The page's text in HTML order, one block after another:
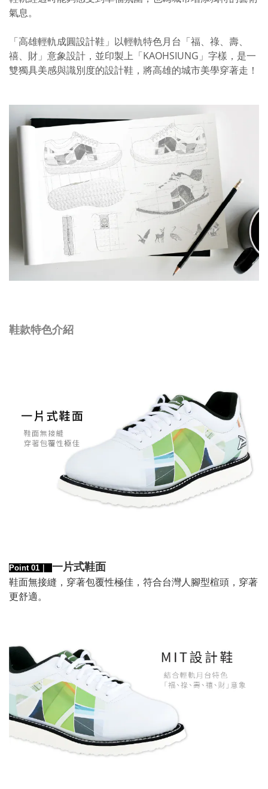
氣息。
「高雄輕軌成圓設計鞋」以輕軌特色月台「福、祿、壽、
禧、財」意象設計，並印製上「KAOHSIUNG」字樣，是一
雙獨具美感與識別度的設計鞋，將高雄的城市美學穿著走！
鞋款特色介紹
Point 01｜ 一片式鞋面
鞋面無接縫，穿著包覆性極佳， 符合台灣人腳型楦頭，穿著
更舒適。